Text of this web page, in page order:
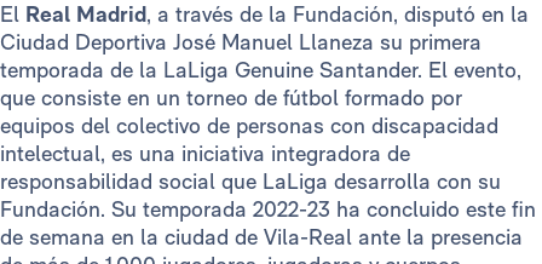
El Real Madrid, a través de la Fundación, disputó en la
Ciudad Deportiva José Manuel Llaneza su primera
temporada de la LaLiga Genuine Santander. El evento,
que consiste en un torneo de fútbol formado por
equipos del colectivo de personas con discapacidad
intelectual, es una iniciativa integradora de
responsabilidad social que LaLiga desarrolla con su
Fundación. Su temporada 2022-23 ha concluido este fin
de semana en la ciudad de Vila-Real ante la presencia